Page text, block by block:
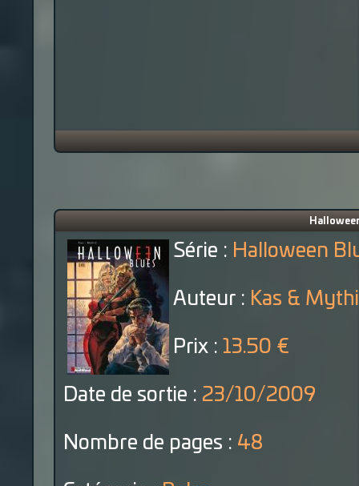
Série : Halloween
Auteur : Kas &
Prix : 13.50 €
Date de sortie : 23/10/2009
Nombre de pages : 48